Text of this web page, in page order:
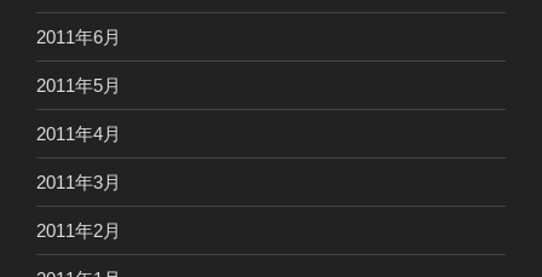
2011年6月
2011年5月
2011年4月
2011年3月
2011年2月